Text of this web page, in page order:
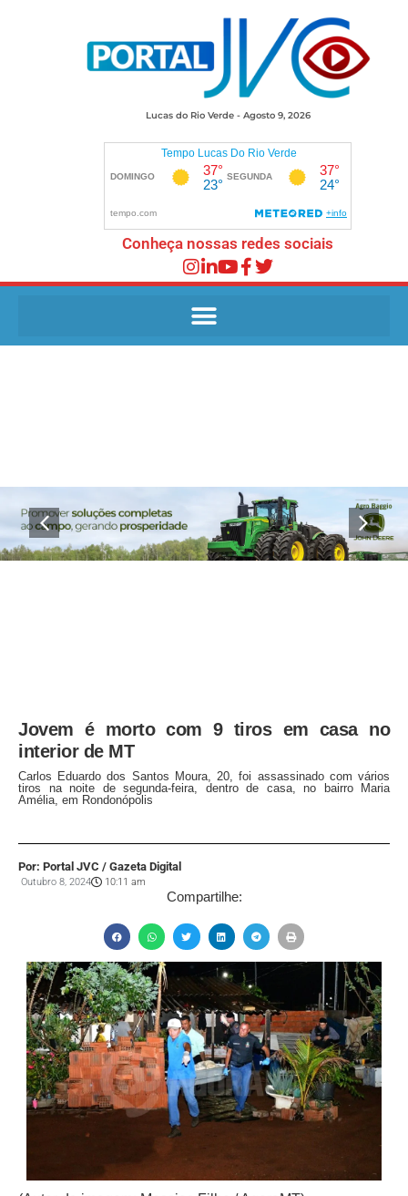
Lucas do Rio Verde - Agosto 9, 2026
Conheça nossas redes sociais
Jovem é morto com 9 tiros em casa no
interior de MT
Carlos Eduardo dos Santos Moura, 20, foi assassinado com vários
tiros na noite de segunda-feira, dentro de casa, no bairro Maria
Amélia, em Rondonópolis
Por: Portal JVC / Gazeta Digital
Outubro 8, 2024 10:11 am
Compartilhe: